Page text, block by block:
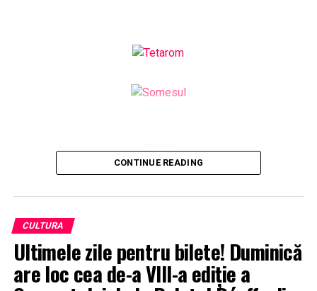
CONTINUE READING
CULTURA
Ultimele zile pentru bilete! Duminică
are loc cea de-a VIII-a ediție a